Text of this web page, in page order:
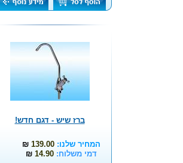
ברז שיש - דגם חדש!
המחיר שלנו: 139.00
₪
דמי משלוח: 14.90
₪